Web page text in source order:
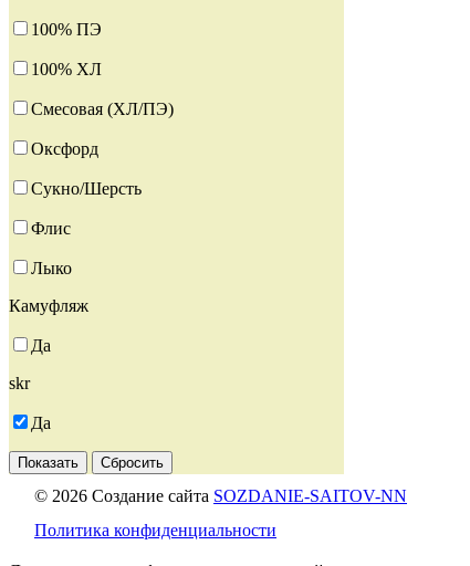
100% ПЭ
100% ХЛ
Смесовая (ХЛ/ПЭ)
Оксфорд
Сукно/Шерсть
Флис
Лыко
Камуфляж
Да
skr
Да
Показать Сбросить
© 2026 Создание сайта SOZDANIE-SAITOV-NN
Политика конфиденциальности